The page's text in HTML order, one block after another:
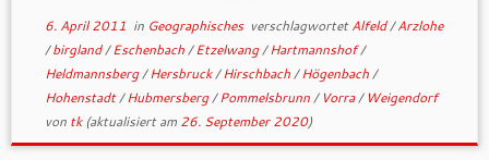
6. April 2011 in Geographisches verschlagwortetAlfeld/Arzlohe
/birgland/Eschenbach/Etzelwang/Hartmannshof/
Heldmannsberg/Hersbruck/Hirschbach/Högenbach/
Hohenstadt/Hubmersberg/Pommelsbrunn/ Vorra/ Weigendorf
von tk(aktualisiert am 26. September 2020)